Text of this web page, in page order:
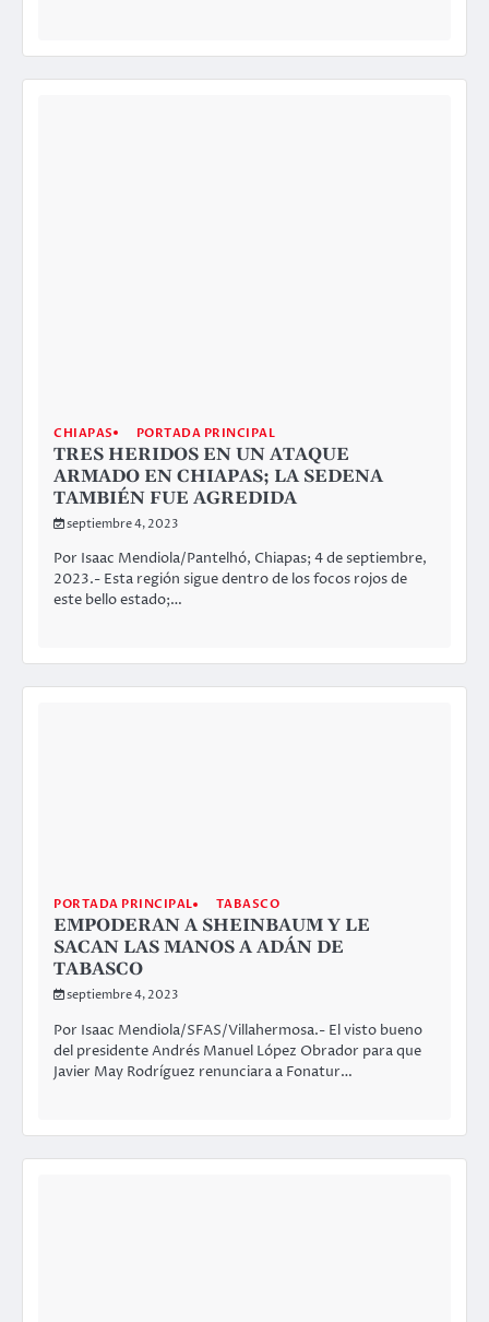
CHIAPAS PORTADA PRINCIPAL
TRES HERIDOS EN UN ATAQUE
ARMADO EN CHIAPAS; LA SEDENA
TAMBIÉN FUE AGREDIDA
septiembre 4, 2023
Por Isaac Mendiola/Pantelhó, Chiapas; 4 de septiembre,
2023.- Esta región sigue dentro de los focos rojos de
este bello estado;…
PORTADA PRINCIPAL TABASCO
EMPODERAN A SHEINBAUM Y LE
SACAN LAS MANOS A ADÁN DE
TABASCO
septiembre 4, 2023
Por Isaac Mendiola/SFAS/Villahermosa.- El visto bueno
del presidente Andrés Manuel López Obrador para que
Javier May Rodríguez renunciara a Fonatur…